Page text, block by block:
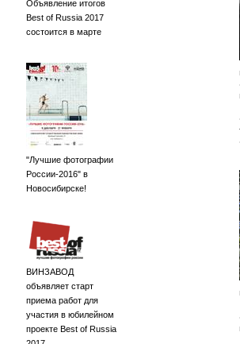
Объявление итогов
Best of Russia 2017
состоится в марте
"Лучшие фотографии
России-2016" в
Новосибирске!
ВИНЗАВОД
объявляет старт
приема работ для
участия в юбилейном
проекте Best of Russia